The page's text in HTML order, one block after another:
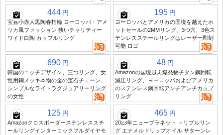
444 円
宝嘉小赤人黒陶春指輪 ヨーロッパ・アメ
リカ風ファッション 狭いチャリティー
ワイド白陶 カップルリング
195 円
ヨーロッパとアメリカの国境を越えたホ
ットセールの2MMリング、3つ穴、3色ス
テンレススチールリングはレーザー彫刻
可能 ロゴ
690 円
韓国のニッチデザイン、三つリング、女
性用銅メッキ本物の金の宝石チェーン、
シンプルなライトラグジュアリーリング
の女性
48 円
Amazonの国境越え爆発物チタン鋼回転
減圧リング、ヨーロッパおよびアメリカ
のステンレス鋼回転アンチアンチカップ
リング
125 円
Amazonクロスボーダーステンレススチ
ールリングインターロックフルダイヤモ
465 円
2023年ニュープラネット トリプルリン
グ エナメルドリップオイル サターンレ